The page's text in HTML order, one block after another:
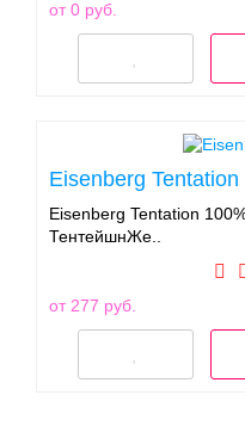
от 0 руб.
Eisenberg Tentation
Eisenberg Tentation
ТентейшнЖе..
от 277 руб.